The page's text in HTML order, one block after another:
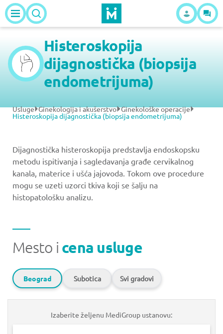
Histeroskopija
dijagnostička (biopsija
endometrijuma)
Usluge Ginekologija i akušerstvo Ginekološke operacije
Histeroskopija dijagnostička (biopsija endometrijuma)
Dijagnostička histeroskopija predstavlja endoskopsku
metodu ispitivanja i sagledavanja građe cervikalnog
kanala, materice i ušća jajovoda. Tokom ove procedure
mogu se uzeti uzorci tkiva koji se šalju na
histopatološku analizu.
Mesto i cena usluge
Beograd Subotica Svi gradovi
Izaberite željenu MediGroup ustanovu: